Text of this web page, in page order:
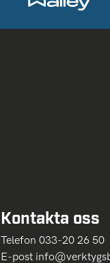
Kontakta oss
Telefon 033-20 26 50
E-post